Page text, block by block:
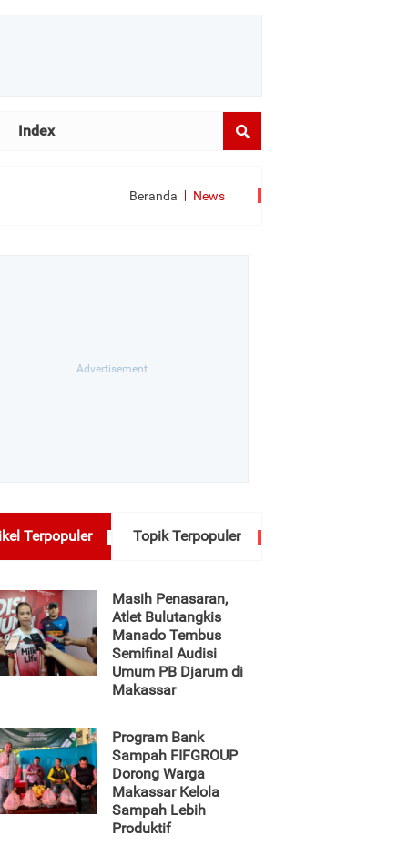
Index
Beranda News
Terpopuler Topik Terpopuler
Masih Penasaran,
Atlet Bulutangkis
Manado Tembus
Semifinal Audisi
Umum PB Djarum di
Makassar
Program Bank
Sampah FIFGROUP
Dorong Warga
Makassar Kelola
Sampah Lebih
Produktif